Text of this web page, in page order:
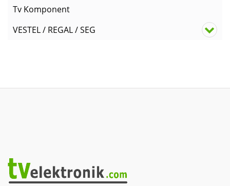
Tv Komponent
VESTEL / REGAL / SEG